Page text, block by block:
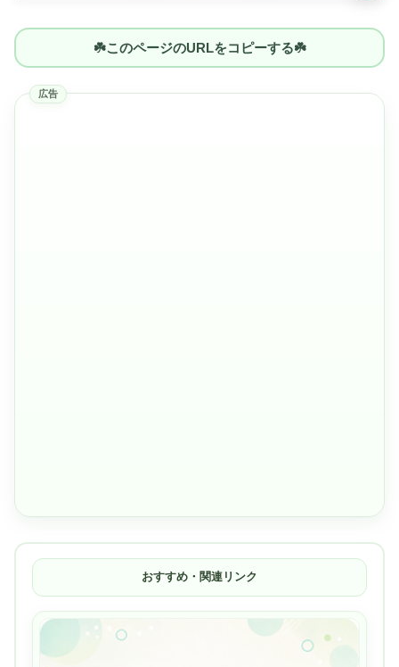
☘️このページのURLをコピーする☘️
広告
おすすめ・関連リンク